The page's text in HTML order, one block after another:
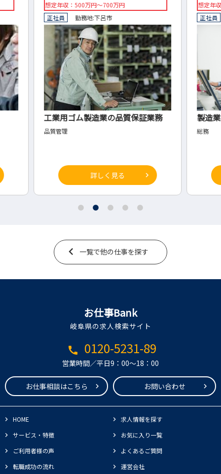
想定年収：400万円 ～550万円
正社員
勤務地:岐南町
製造業の総務
総務
詳しく見る
◇想定
◇正
洋菓
◇パテ
一覧で他の仕事を探す
お仕事Bank
岐阜県の求人検索サイト
call 0120-5231-89
営業時間／平日9：00～18：00
お仕事相談はこちら お問い合わせ
HOME
求人情報を探す
サービス・特徴
お気に入り一覧
ご利用者様の声
よくあるご質問
転職成功の流れ
運営会社